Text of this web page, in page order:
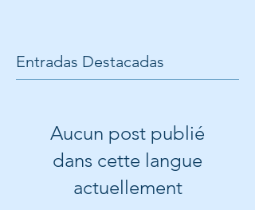
Entradas Destacadas
Aucun post publié
dans cette langue
actuellement